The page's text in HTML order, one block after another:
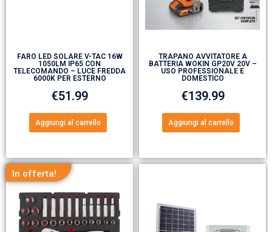
FARO LED SOLARE V-TAC 16W
1050LM IP65 CON
TELECOMANDO – LUCE FREDDA
6000K PER ESTERNO
€51.99
Aggiungi al carrello
TRAPANO AVVITATORE A
BATTERIA WOKIN GP20V 20V –
USO PROFESSIONALE E
DOMESTICO
€139.99
Aggiungi al carrello
In offerta!